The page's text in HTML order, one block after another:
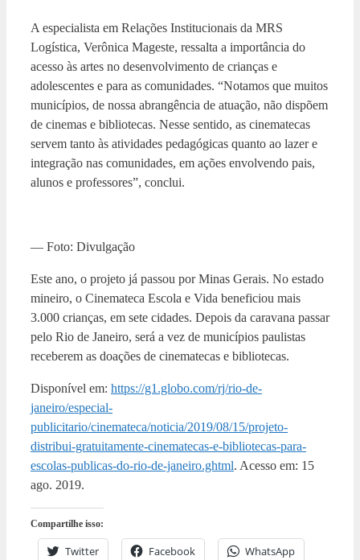
A especialista em Relações Institucionais da MRS
Logística, Verônica Mageste, ressalta a importância do
acesso às artes no desenvolvimento de crianças e
adolescentes e para as comunidades. “Notamos que muitos
municípios, de nossa abrangência de atuação, não dispõem
de cinemas e bibliotecas. Nesse sentido, as cinematecas
servem tanto às atividades pedagógicas quanto ao lazer e
integração nas comunidades, em ações envolvendo pais,
alunos e professores”, conclui.
— Foto: Divulgação
Este ano, o projeto já passou por Minas Gerais. No estado
mineiro, o Cinemateca Escola e Vida beneficiou mais
3.000 crianças, em sete cidades. Depois da caravana passar
pelo Rio de Janeiro, será a vez de municípios paulistas
receberem as doações de cinematecas e bibliotecas.
Disponível em: https://g1.globo.com/rj/rio-de-
janeiro/especial-
publicitario/cinemateca/noticia/2019/08/15/projeto-
distribui-gratuitamente-cinematecas-e-bibliotecas-para-
escolas-publicas-do-rio-de-janeiro.ghtml. Acesso em: 15
ago. 2019.
Compartilhe isso:
Twitter Facebook WhatsApp